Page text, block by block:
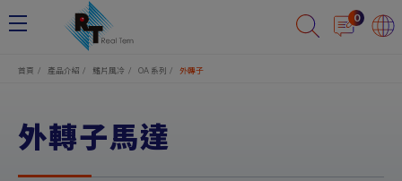
0
首頁 產品介紹 鰭片風冷 OA 系列 外轉子
外轉子馬達
Cookie管理面板